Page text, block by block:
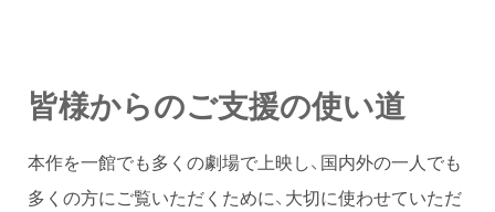
皆様からのご支援の使い道
本作を一館でも多くの劇場で上映し、国内外の一人でも
多くの方にご覧いただくために、大切に使わせていただ